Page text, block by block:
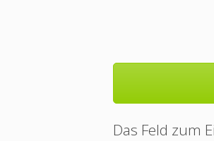
Das Feld zum